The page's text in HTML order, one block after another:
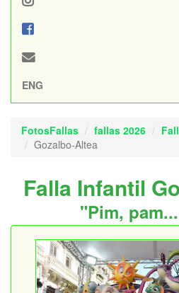
ENG
FotosFallas fallas 2026
Gozalbo-Altea
Falla Infantil
"Pim,